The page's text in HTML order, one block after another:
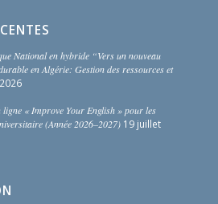
National en hybride “Vers un nouveau
en Algérie: Gestion des ressources et
ligne « Improve Your English » pour les
(Année 2026–2027) 19 juillet